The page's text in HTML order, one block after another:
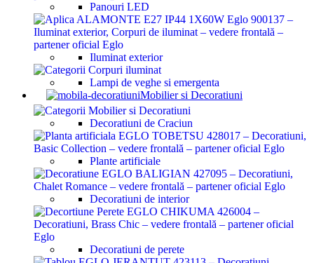
Panouri LED
Iluminat exterior
Lampi de veghe si emergenta
Mobilier si Decoratiuni
Decoratiuni de Craciun
Plante artificiale
Decoratiuni de interior
Decoratiuni de perete